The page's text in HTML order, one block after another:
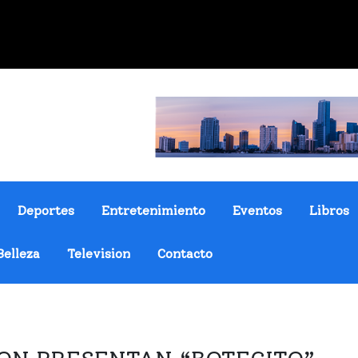
Deportes Entretenimiento Eventos Libros
Television Contacto